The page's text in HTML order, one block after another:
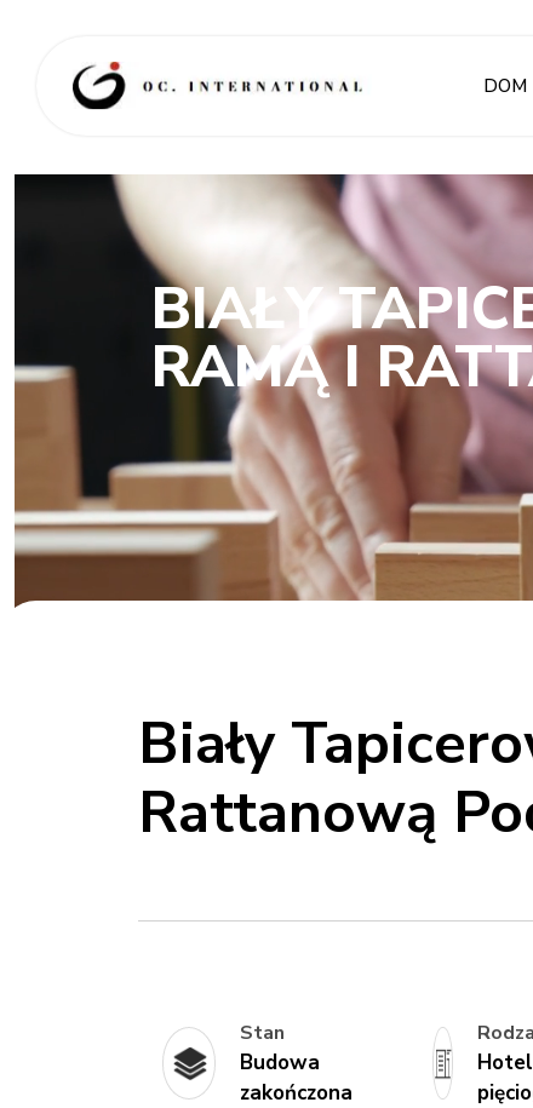
DOM
BIAŁY
RAMĄ I
Biały
Rattanową
Stan
Budowa
zakończona
Hotel